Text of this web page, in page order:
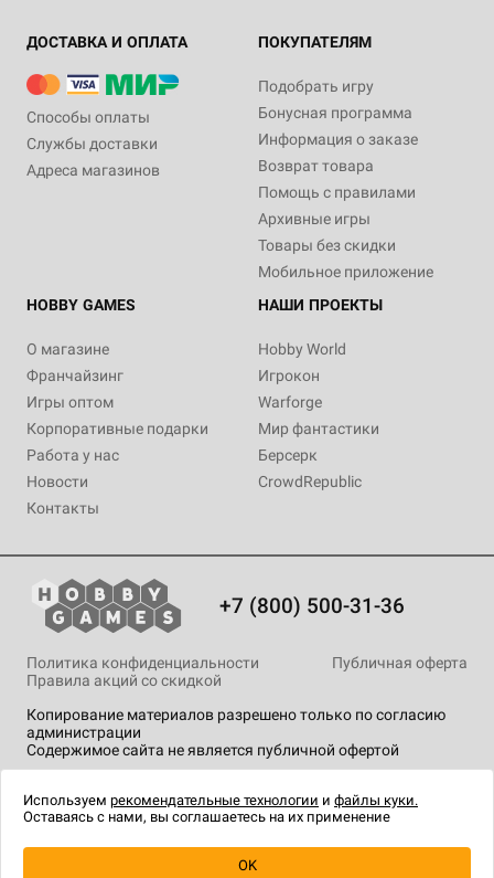
Уведомить о наличии
ДОСТАВКА И ОПЛАТА
Способы оплаты
Службы доставки
Адреса магазинов
ПОКУПАТЕЛЯМ
Подобрать игру
Бонусная программа
Информация о заказе
Возврат товара
Помощь с правилами
Архивные игры
Товары без скидки
Мобильное приложение
HOBBY GAMES
О магазине
Франчайзинг
Игры оптом
Корпоративные подарки
Работа у нас
Новости
Контакты
НАШИ ПРОЕКТЫ
Hobby World
Игрокон
Warforge
Мир фантастики
Берсерк
CrowdRepublic
+7 (800) 500-31-36
Копирование материалов разрешено только по согласию
администрации
Содержимое сайта не является публичной офертой
Политика конфиденциальности
Публичная оферта
Правила акций со скидкой
технологии.
Используем рекомендательные технологии и файлы куки.
Оставаясь с нами, вы соглашаетесь на их применение
OK